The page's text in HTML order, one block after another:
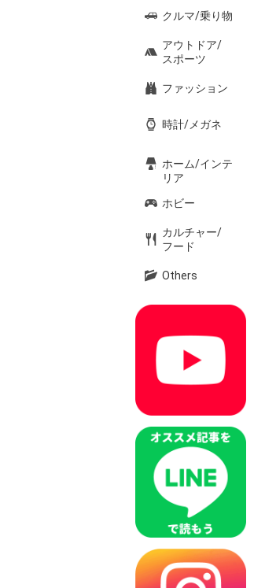
クルマ/乗り物
アウトドア/
スポーツ
ファッション
時計/メガネ
ホーム/インテ
リア
ホビー
カルチャー/
フード
Others